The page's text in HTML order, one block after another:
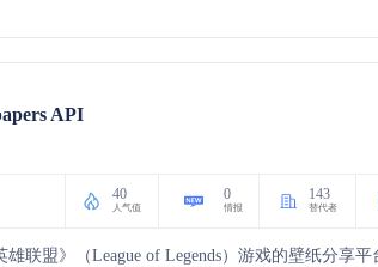
API
40
人气值
0
情报
143
替代者
雄联盟》（League of Legends）游戏的壁纸分享